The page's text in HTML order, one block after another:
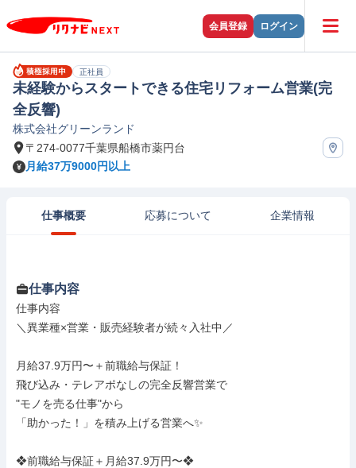
会員登録 ログイン
正社員
未経験からスタートできる住宅リフォーム営業(完
全反響)
株式会社グリーンランド
〒274-0077千葉県船橋市薬円台
月給37万9000円以上
仕事概要 応募について 企業情報
仕事内容
仕事内容
＼異業種×営業・販売経験者が続々入社中／
月給37.9万円〜＋前職給与保証！
飛び込み・テレアポなしの完全反響営業で
"モノを売る仕事"から
「助かった！」を積み上げる営業へ✨
❖前職給与保証＋月給37.9万円〜❖